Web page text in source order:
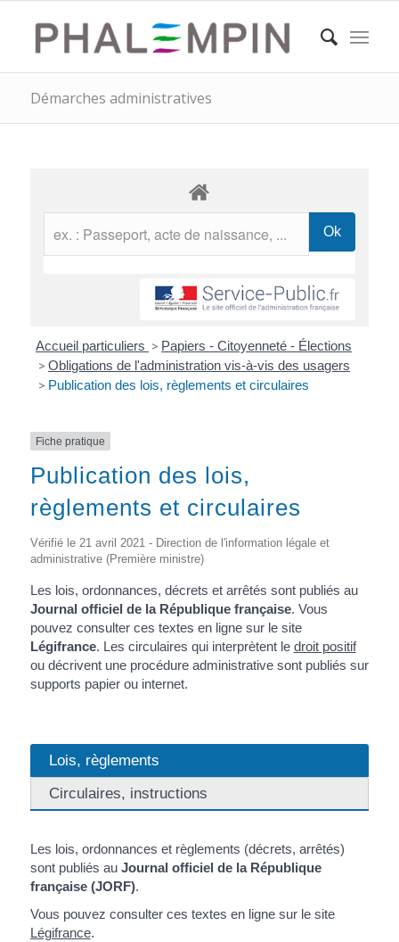
Démarches administratives
Accueil particuliers > Papiers - Citoyenneté - Élections
> Obligations de l'administration vis-à-vis des usagers
> Publication des lois, règlements et circulaires
Fiche pratique
Publication des lois,
règlements et circulaires
Vérifié le 21 avril 2021 - Direction de l'information légale et
administrative (Première ministre)
Les lois, ordonnances, décrets et arrêtés sont publiés au
Journal officiel de la République française. Vous
pouvez consulter ces textes en ligne sur le site
Légifrance. Les circulaires qui interprètent le droit positif
ou décrivent une procédure administrative sont publiés sur
supports papier ou internet.
Lois, règlements
Circulaires, instructions
Les lois, ordonnances et règlements (décrets, arrêtés)
sont publiés au Journal officiel de la République
française (JORF).
Vous pouvez consulter ces textes en ligne sur le site
Légifrance.